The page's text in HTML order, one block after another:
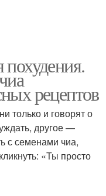
рецептов
только и говорят о
другое —
с семенами чиа,
«Ты просто